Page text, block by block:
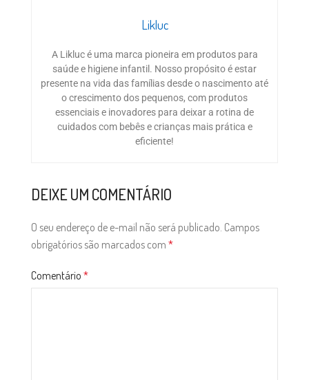
Likluc
A Likluc é uma marca pioneira em produtos para
saúde e higiene infantil. Nosso propósito é estar
presente na vida das famílias desde o nascimento até
o crescimento dos pequenos, com produtos
essenciais e inovadores para deixar a rotina de
cuidados com bebês e crianças mais prática e
eficiente!
DEIXE UM COMENTÁRIO
O seu endereço de e-mail não será publicado. Campos
obrigatórios são marcados com *
Comentário *